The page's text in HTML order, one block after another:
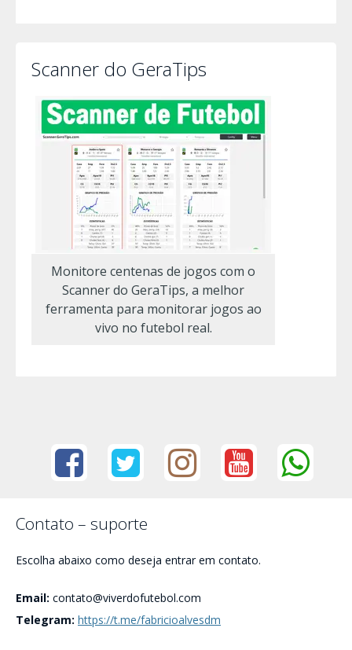
Scanner do GeraTips
Monitore centenas de jogos com o
Scanner do GeraTips, a melhor
ferramenta para monitorar jogos ao
vivo no futebol real.
Contato – suporte
Escolha abaixo como deseja entrar em contato.
Email: contato@viverdofutebol.com
Telegram: https://t.me/fabricioalvesdm